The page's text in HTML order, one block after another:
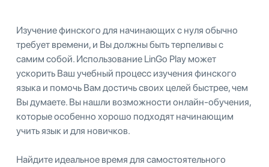
Изучение финского для начинающих с нуля обычно
требует времени, и Вы должны быть терпеливы с
самим собой. Использование LinGo Play может
ускорить Ваш учебный процесс изучения финского
языка и помочь Вам достичь своих целей быстрее, чем
Вы думаете. Вы нашли возможности онлайн-обучения,
которые особенно хорошо подходят начинающим
учить язык и для новичков.
Найдите идеальное время для самостоятельного